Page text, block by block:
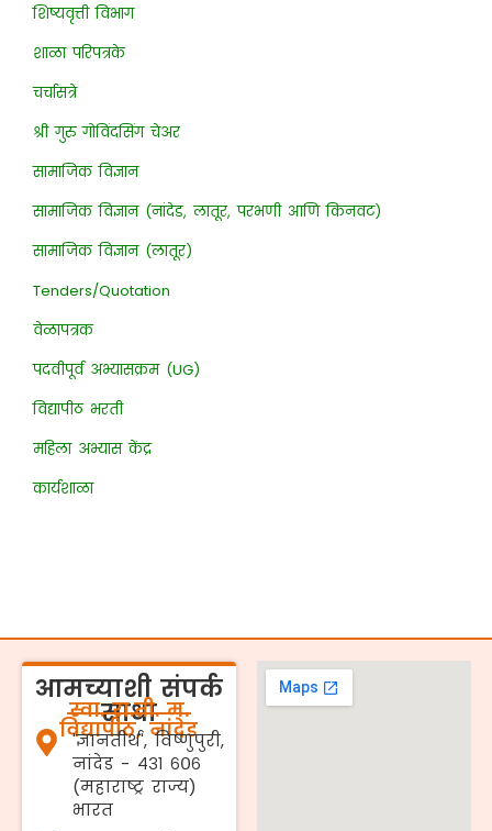
शिष्यवृत्ती विभाग
शाळा परिपत्रके
चर्चासत्रे
श्री गुरु गोविंदसिंग चेअर
सामाजिक विज्ञान
सामाजिक विज्ञान (नांदेड, लातूर, परभणी आणि किनवट)
सामाजिक विज्ञान (लातूर)
Tenders/Quotation
वेळापत्रक
पदवीपूर्व अभ्यासक्रम (UG)
विद्यापीठ भरती
महिला अभ्यास केंद्र
कार्यशाळा
आमच्याशी संपर्क
साधा
स्वा. रा.ती. म.
विद्यापीठ, नांदेड
'ज्ञानतीर्थ', विष्णुपुरी,
नांदेड - ४३१ ६०६
(महाराष्ट्र राज्य)
भारत